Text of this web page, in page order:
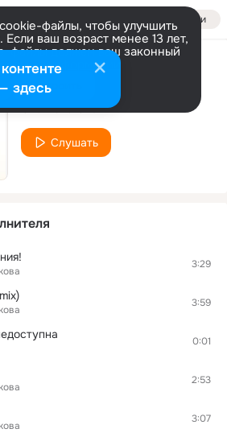
Войти
файлы, чтобы улучшить
Если ваш возраст менее 13 лет,
файлы должен ваш законный
Больше информации
Настроить
С Тобой Без Тебя
Светлана Светикова
Слушать
3:29
3:59
0:01
2:53
3:07
здесь